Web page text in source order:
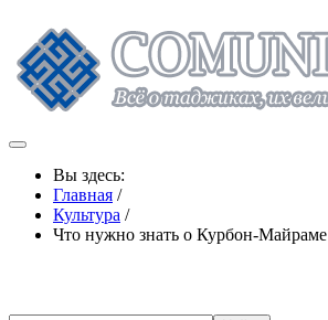
Вы здесь:
Главная /
Культура /
Что нужно знать о Курбон-Майраме